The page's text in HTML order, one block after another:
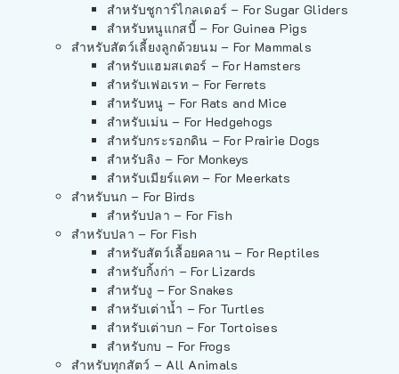
สำหรับชูการ์ไกลเดอร์ – For Sugar Gliders
สำหรับหนูแกสบี้ – For Guinea Pigs
สำหรับสัตว์เลี้ยงลูกด้วยนม – For Mammals
สำหรับแฮมสเตอร์ – For Hamsters
สำหรับเฟอเรท – For Ferrets
สำหรับหนู – For Rats and Mice
สำหรับเม่น – For Hedgehogs
สำหรับกระรอกดิน – For Prairie Dogs
สำหรับลิง – For Monkeys
สำหรับเมียร์แคท – For Meerkats
สำหรับนก – For Birds
สำหรับปลา – For Fish
สำหรับปลา – For Fish
สำหรับสัตว์เลื้อยคลาน – For Reptiles
สำหรับกิ้งก่า – For Lizards
สำหรับงู – For Snakes
สำหรับเต่าน้ำ – For Turtles
สำหรับเต่าบก – For Tortoises
สำหรับกบ – For Frogs
สำหรับทุกสัตว์ – All Animals